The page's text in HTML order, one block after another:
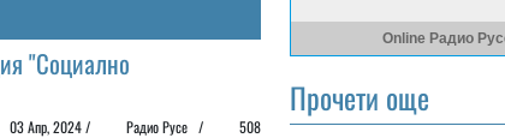
"Социално
03 Апр, 2024 / Радио Русе / 508
Online Радио
Прочети още